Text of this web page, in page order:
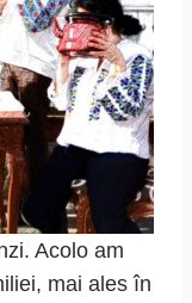
Acolo am
mai ales în